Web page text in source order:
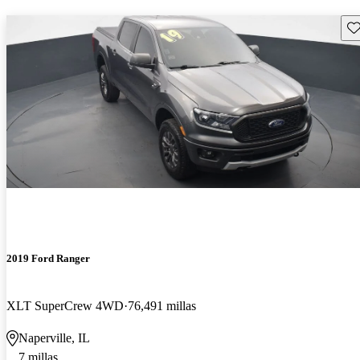
2019 Ford Ranger
XLT SuperCrew 4WD 76,491 millas
Naperville, IL